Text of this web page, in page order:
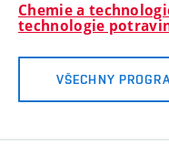
Chemie a
technologie
VŠECHNY